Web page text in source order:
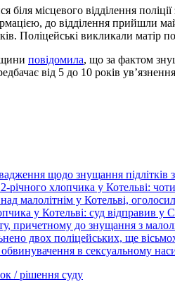
біля місцевого відділення
до відділення прийшли
Поліцейські викликали матір
повідомила, що за фактом
від 5 до 10 років
щодо знущання підлітків
річного хлопчика у Котельві:
малолітнім у Котельві,
у Котельві: суд відправив у
причетному до знущання з
двох поліцейських, ще
в сексуальному
/ рішення суду